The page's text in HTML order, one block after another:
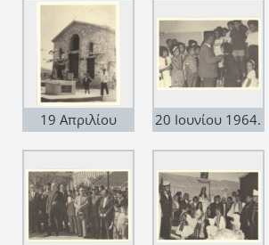
28ης Οκτωβρίου,
τα εγκαίνια της
πρώτης
λεωφορειακής
γραμμής
19 Απριλίου
του Θωμά. Ο
Ιερός Ναός
Αναλήψεως υπό
ανέργεση
20 Ιουνίου 1964.
Προέδρου της
Κοινότητας στο
Δημοτικό
Σχολείο